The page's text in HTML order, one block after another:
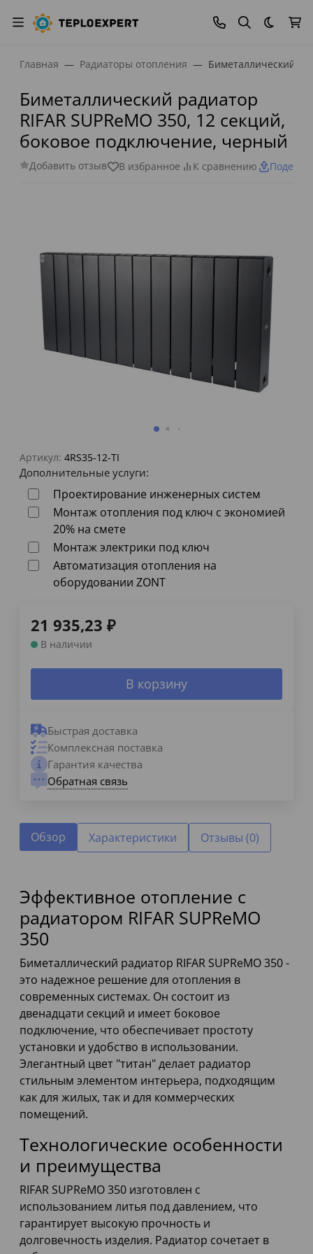
Темная
Главная Радиаторы отопления Биметаллический
Биметаллический радиатор
RIFAR SUPReMO 350, 12 секций,
боковое подключение, черный
Добавить отзыв В избранное К сравнению
Артикул: 4RS35-12-TI
Дополнительные услуги:
Проектирование инженерных систем
Монтаж отопления под ключ с экономией
20% на смете
Монтаж электрики под ключ
Автоматизация отопления на
оборудовании ZONT
21 935,23 ₽
В наличии
В корзину
Быстрая доставка
Комплексная поставка
Гарантия качества
Обратная связь
Обзор Характеристики Отзывы (0)
Эффективное отопление с
радиатором RIFAR SUPReMO
350
Биметаллический радиатор RIFAR SUPReMO 350 -
это надежное решение для отопления в
современных системах. Он состоит из
двенадцати секций и имеет боковое
подключение, что обеспечивает простоту
установки и удобство в использовании.
Элегантный цвет "титан" делает радиатор
стильным элементом интерьера, подходящим
как для жилых, так и для коммерческих
помещений.
Технологические особенности
и преимущества
RIFAR SUPReMO 350 изготовлен с
использованием литья под давлением, что
гарантирует высокую прочность и
долговечность изделия. Радиатор сочетает в